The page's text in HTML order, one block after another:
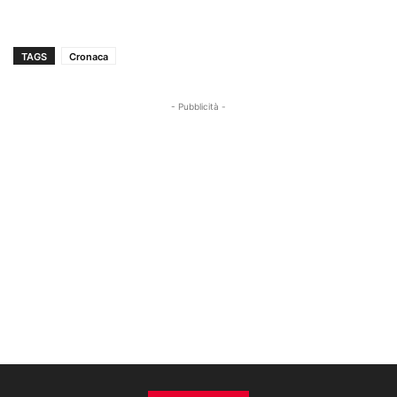
TAGS Cronaca
- Pubblicità -